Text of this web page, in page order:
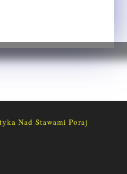
Nad Stawami Poraj